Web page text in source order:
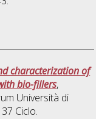
characterization of
bio-fillers,
Università di
37 Ciclo.